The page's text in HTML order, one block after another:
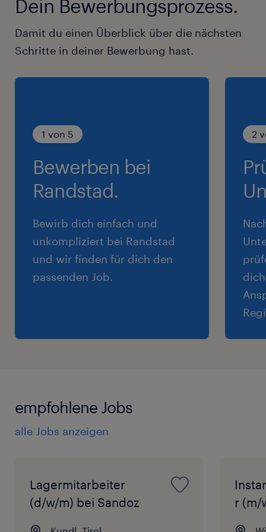
Dein Bewerbungsprozess.
Damit du einen Überblick über die nächsten
Schritte in deiner Bewerbung hast.
1 von 5
Bewerben bei
Randstad.
Bewirb dich einfach und
unkompliziert bei Randstad
und wir finden für dich den
passenden Job.
2
empfohlene Jobs
alle Jobs anzeigen
Lagermitarbeiter
(d/w/m) bei Sandoz
r (m/